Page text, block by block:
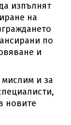
изпълнят
на
по
и
и за
новите